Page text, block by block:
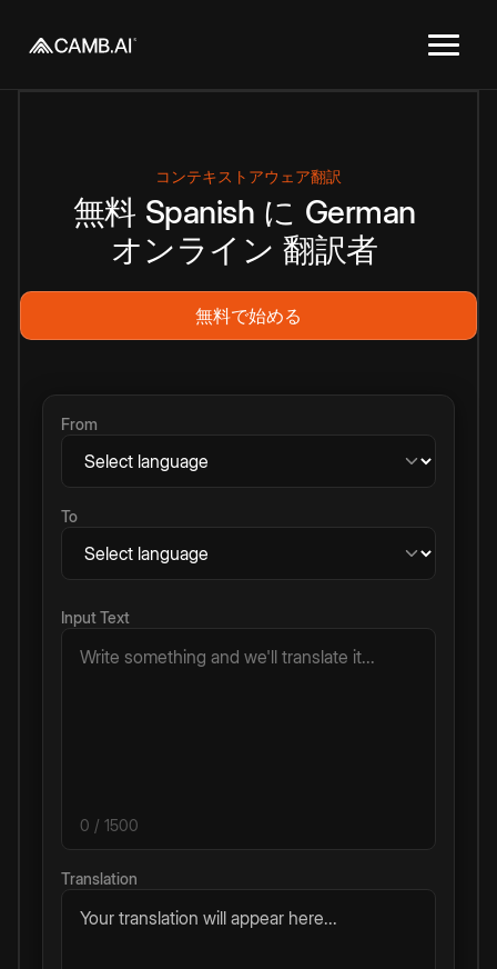
コンテキストアウェア翻訳
無料 Spanish に German
オンライン 翻訳者
無料で始める
From
To
Input Text
0 / 1500
Translation
Your translation will appear here...